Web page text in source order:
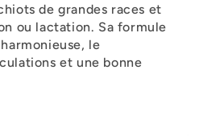
de grandes races et
ou lactation. Sa formule
le
et une bonne